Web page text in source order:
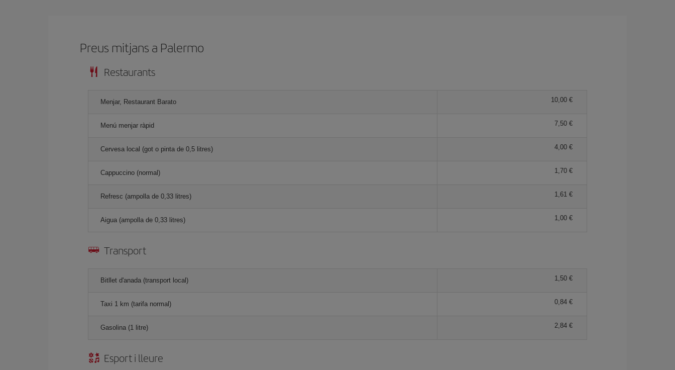
Preus mitjans a Palermo
Restaurants
Menjar, Restaurant Barato 10,00
Menú menjar ràpid 7,50
Cervesa local (got o pinta de 0,5 litres) 4,00
Cappuccino (normal) 1,70
Refresc (ampolla de 0,33 litres) 1,61
Aigua (ampolla de 0,33 litres) 1,00
Transport
Bitllet d'anada (transport local) 1,50
Taxi 1 km (tarifa normal) 0,84
Gasolina (1 litre) 2,84
Esport i lleure